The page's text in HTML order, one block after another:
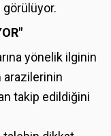
görülüyor.
yönelik ilginin
arazilerinin
takip edildiğini